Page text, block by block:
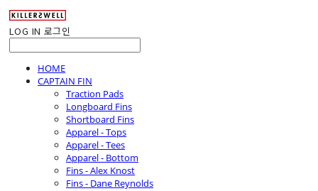
LOG IN 로그인
HOME
CAPTAIN FIN
Traction Pads
Longboard Fins
Shortboard Fins
Apparel - Tops
Apparel - Tees
Apparel - Bottom
Fins - Alex Knost
Fins - Dane Reynolds